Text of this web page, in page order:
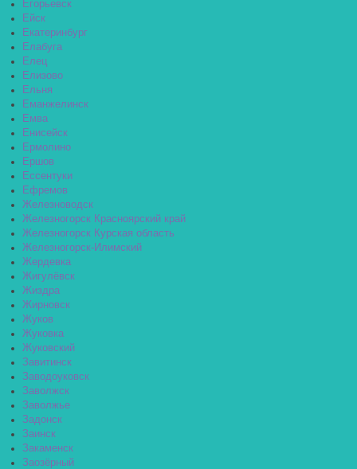
Егорьевск
Ейск
Екатеринбург
Елабуга
Елец
Елизово
Ельня
Еманжелинск
Емва
Енисейск
Ермолино
Ершов
Ессентуки
Ефремов
Железноводск
Железногорск Красноярский край
Железногорск Курская область
Железногорск-Илимский
Жердевка
Жигулёвск
Жиздра
Жирновск
Жуков
Жуковка
Жуковский
Завитинск
Заводоуковск
Заволжск
Заволжье
Задонск
Заинск
Закаменск
Заозёрный